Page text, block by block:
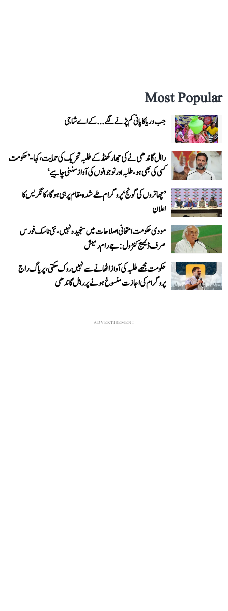
Most Popular
جب دریا کا پانی کم پڑنے لگے...کے اے شاجی
راہل گاندھی نے کی جھارکھنڈ کے طلبہ تحریک کی حمایت، کہا- ’حکومت
کسی کی بھی ہو، طلبہ اور نوجوانوں کی آواز سننی چاہیے‘
’چھاتروں کی گونج‘ پروگرام طے شدہ مقام پر ہی ہوگا، کانگریس کا
اعلان
مودی حکومت امتحانی اصلاحات میں سنجیدہ نہیں، نئی ٹاسک فورس
صرف ڈیمیج کنٹرول: جے رام رمیش
حکومت مجھے طلبہ کی آواز اٹھانے سے نہیں روک سکتی، پریاگ راج
پروگرام کی اجازت منسوخ ہونے پر راہل گاندھی
ADVERTISEMENT